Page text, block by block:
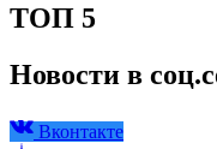
ТОП 5
Новости в
Вконтакте